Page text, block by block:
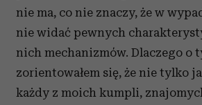
nie ma, co nie znaczy, że w
nie widać pewnych
nich mechanizmów. Dlaczego o
zorientowałem się, że nie tylko
każdy z moich kumpli,